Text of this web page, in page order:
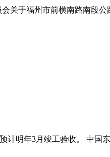
关于福州市前横南路南段公
计明年3月竣工验收。 中国